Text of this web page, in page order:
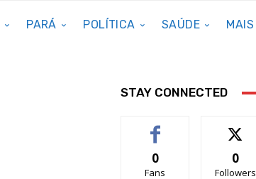
PARÁ POLÍTICA SAÚDE MAIS
STAY CONNECTED
0
Fans
0
Followers